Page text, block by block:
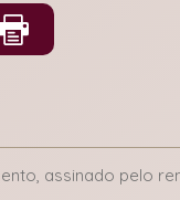
assinado pelo